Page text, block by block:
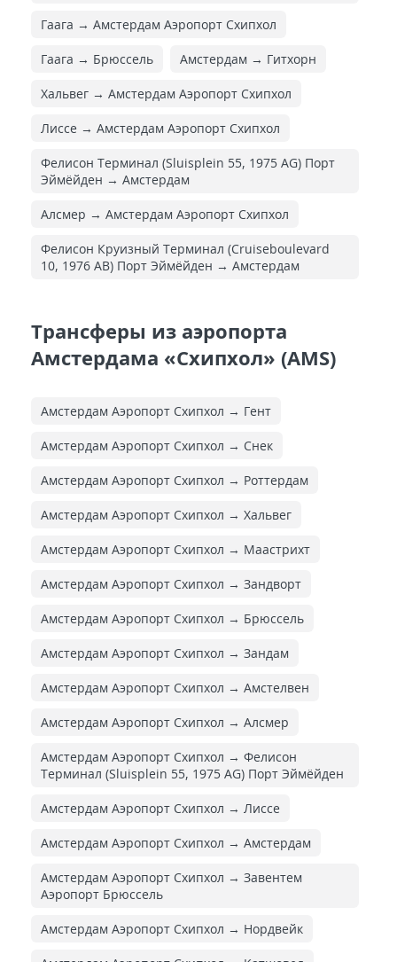
Гаага → Амстердам Аэропорт Схипхол
Гаага → Брюссель Амстердам → Гитхорн
Хальвег → Амстердам Аэропорт Схипхол
Лиссе → Амстердам Аэропорт Схипхол
Фелисон Терминал (Sluisplein 55, 1975 AG) Порт
Эймёйден → Амстердам
Алсмер → Амстердам Аэропорт Схипхол
Фелисон Круизный Терминал (Cruiseboulevard
10, 1976 AB) Порт Эймёйден → Амстердам
Трансферы из аэропорта
Амстердама «Схипхол» (AMS)
Амстердам Аэропорт Схипхол → Гент
Амстердам Аэропорт Схипхол → Снек
Амстердам Аэропорт Схипхол → Роттердам
Амстердам Аэропорт Схипхол → Хальвег
Амстердам Аэропорт Схипхол → Маастрихт
Амстердам Аэропорт Схипхол → Зандворт
Амстердам Аэропорт Схипхол → Брюссель
Амстердам Аэропорт Схипхол → Зандам
Амстердам Аэропорт Схипхол → Амстелвен
Амстердам Аэропорт Схипхол → Алсмер
Амстердам Аэропорт Схипхол → Фелисон
Терминал (Sluisplein 55, 1975 AG) Порт Эймёйден
Амстердам Аэропорт Схипхол → Лиссе
Амстердам Аэропорт Схипхол → Амстердам
Амстердам Аэропорт Схипхол → Завентем
Аэропорт Брюссель
Амстердам Аэропорт Схипхол → Нордвейк